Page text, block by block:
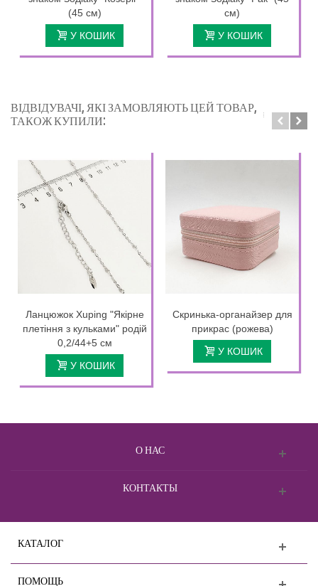
(45 см)
У КОШИК
см)
У КОШИК
ВІДВІДУВАЧІ, ЯКІ ЗАМОВЛЯЮТЬ ЦЕЙ ТОВАР,
ТАКОЖ КУПИЛИ:
Ланцюжок Xuping "Якірне
плетіння з кульками" родій
0,2/44+5 см
У КОШИК
Скринька-органайзер для
прикрас (рожева)
У КОШИК
О НАС
КОНТАКТЫ
КАТАЛОГ
ПОМОЩЬ